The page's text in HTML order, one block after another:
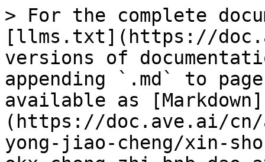
> For the complete
[llms.txt](https://
versions of
appending `.md` to
available as [Markdown]
(https://doc.ave.ai/
yong-jiao-cheng/xin-